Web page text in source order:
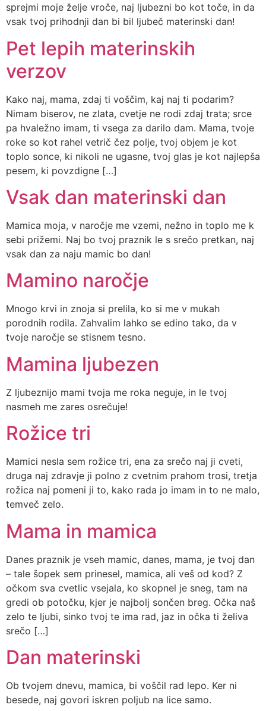
sprejmi moje želje vroče, naj ljubezni bo kot toče, in da
vsak tvoj prihodnji dan bi bil ljubeč materinski dan!
Pet lepih materinskih
verzov
Kako naj, mama, zdaj ti voščim, kaj naj ti podarim?
Nimam biserov, ne zlata, cvetje ne rodi zdaj trata; srce
pa hvaležno imam, ti vsega za darilo dam. Mama, tvoje
roke so kot rahel vetrič čez polje, tvoj objem je kot
toplo sonce, ki nikoli ne ugasne, tvoj glas je kot najlepša
pesem, ki povzdigne […]
Vsak dan materinski dan
Mamica moja, v naročje me vzemi, nežno in toplo me k
sebi prižemi. Naj bo tvoj praznik le s srečo pretkan, naj
vsak dan za naju mamic bo dan!
Mamino naročje
Mnogo krvi in znoja si prelila, ko si me v mukah
porodnih rodila. Zahvalim lahko se edino tako, da v
tvoje naročje se stisnem tesno.
Mamina ljubezen
Z ljubeznijo mami tvoja me roka neguje, in le tvoj
nasmeh me zares osrečuje!
Rožice tri
Mamici nesla sem rožice tri, ena za srečo naj ji cveti,
druga naj zdravje ji polno z cvetnim prahom trosi, tretja
rožica naj pomeni ji to, kako rada jo imam in to ne malo,
temveč zelo.
Mama in mamica
Danes praznik je vseh mamic, danes, mama, je tvoj dan
– tale šopek sem prinesel, mamica, ali veš od kod? Z
očkom sva cvetlic vsejala, ko skopnel je sneg, tam na
gredi ob potočku, kjer je najbolj sončen breg. Očka naš
zelo te ljubi, sinko tvoj te ima rad, jaz in očka ti želiva
srečo […]
Dan materinski
Ob tvojem dnevu, mamica, bi voščil rad lepo. Ker ni
besede, naj govori iskren poljub na lice samo.